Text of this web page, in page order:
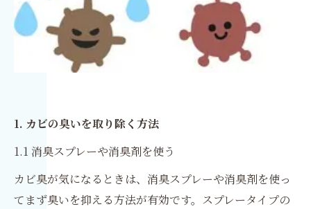
1. カビの臭いを取り除く方法
1.1 消臭スプレーや消臭剤を使う
カビ臭が気になるときは、消臭スプレーや消臭剤を使っ
てまず臭いを抑える方法が有効です。スプレータイプの